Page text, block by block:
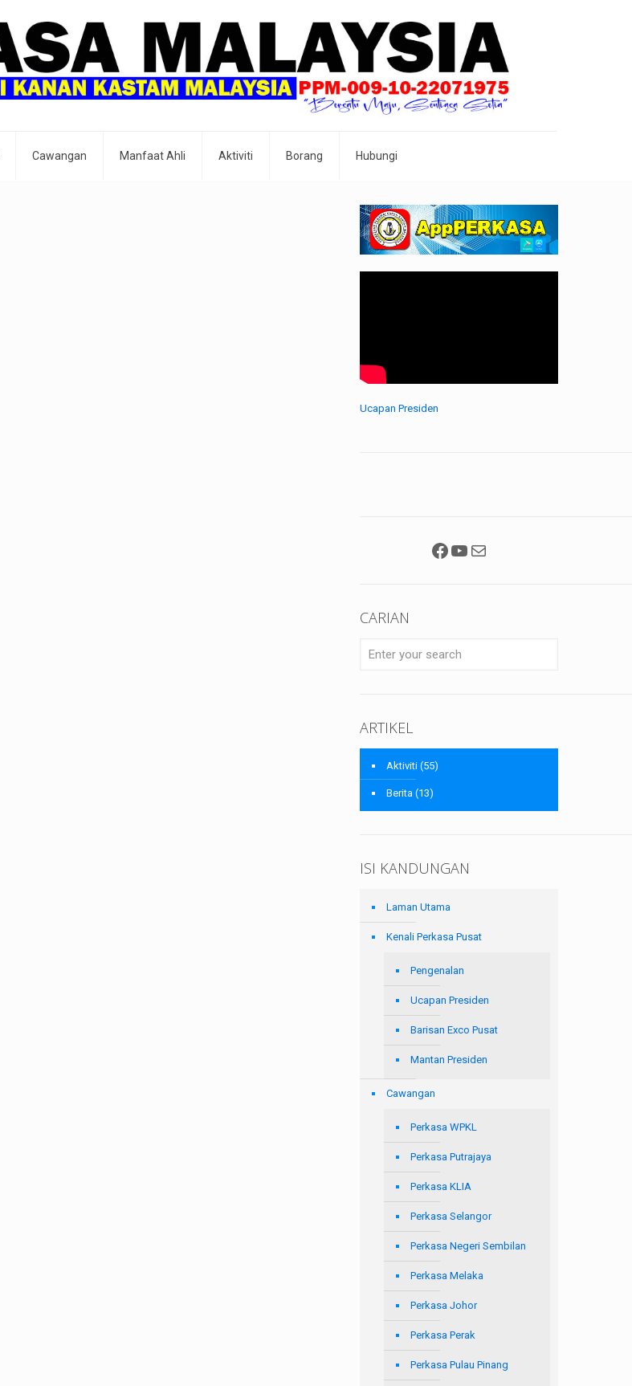
Cawangan Manfaat Ahli Aktiviti Borang Hubungi
Ucapan Presiden
Facebook
YouTube
Mail
CARIAN
ARTIKEL
Aktiviti (55)
Berita (13)
ISI KANDUNGAN
Laman Utama
Kenali Perkasa Pusat
Pengenalan
Ucapan Presiden
Barisan Exco Pusat
Mantan Presiden
Cawangan
Perkasa WPKL
Perkasa Putrajaya
Perkasa KLIA
Perkasa Selangor
Perkasa Negeri Sembilan
Perkasa Melaka
Perkasa Johor
Perkasa Perak
Perkasa Pulau Pinang